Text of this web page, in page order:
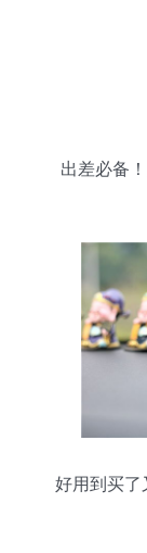
出差必备
好用到买了